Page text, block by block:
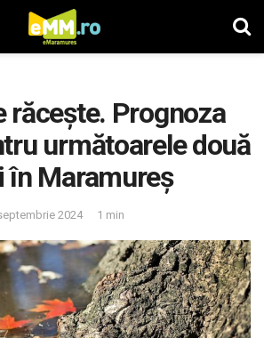
răcește. Prognoza
următoarele două
în Maramureș
2024 1 min